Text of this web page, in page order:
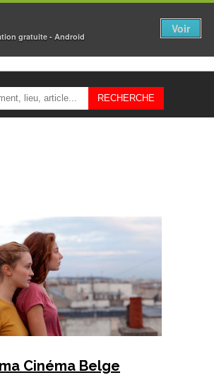
Cinéma Belge
gratuite - Android
Voir